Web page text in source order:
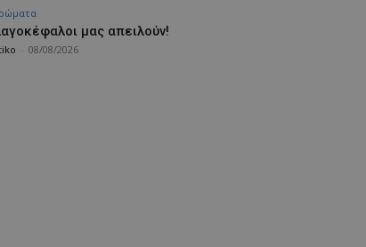
μας απειλούν!
08/08/2026